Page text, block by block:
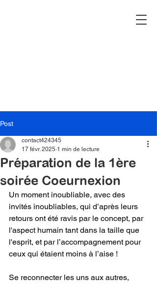
Post
Préparation de la 1ère
soirée Coeurnexion
contact424345
17 févr. 2025 1 min de lecture
Un moment inoubliable, avec des
invités inoubliables, qui d’après leurs
retours ont été ravis par le concept, par
l'aspect humain tant dans la taille que
l'esprit, et par l’accompagnement pour
ceux qui étaient moins à l’aise !
Se reconnecter les uns aux autres,